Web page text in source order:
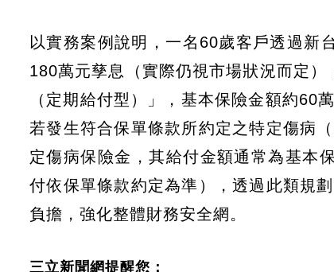
以實務案例說明，一名60歲客戶透過新
180萬元孳息（實際仍視市場狀況而定
（定期給付型）」，基本保險金額約60
若發生符合保單條款所約定之特定傷病
定傷病保險金，其給付金額通常為基本
付依保單條款約定為準），透過此類規
負擔，強化整體財務安全網。
三立新聞網提醒您：